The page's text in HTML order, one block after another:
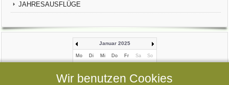
JAHRESAUSFLÜGE
Januar 2025
Mo Di Mi Do Fr Sa So
6 7 8 9 11 12
Wir benutzen Cookies